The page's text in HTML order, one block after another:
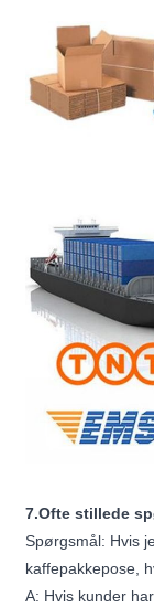
7.Ofte stillede
Spørgsmål: Hvis
kaffepakkepose,
A: Hvis kunder